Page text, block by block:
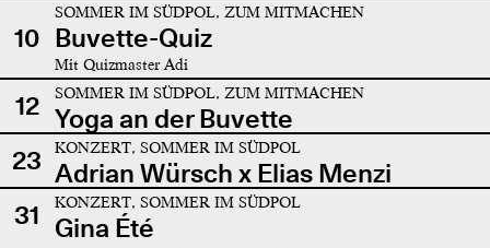
10
SOMMER IM SÜDPOL, ZUM MITMACHEN
Buvette-Quiz
Mit Quizmaster Adi
12 SOMMER IM SÜDPOL, ZUM MITMACHEN
Yoga an der Buvette
23
KONZERT, SOMMER IM SÜDPOL
Adrian Würsch x Elias Menzi
31
KONZERT, SOMMER IM SÜDPOL
Gina Été